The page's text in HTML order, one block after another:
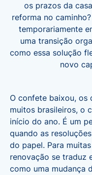
os prazos da
reforma no
temporariamente
uma transição
como essa solução
novo
O confete baixou, os
muitos brasileiros, o
início do ano. É um
quando as
do papel. Para
renovação se traduz
como uma mudança